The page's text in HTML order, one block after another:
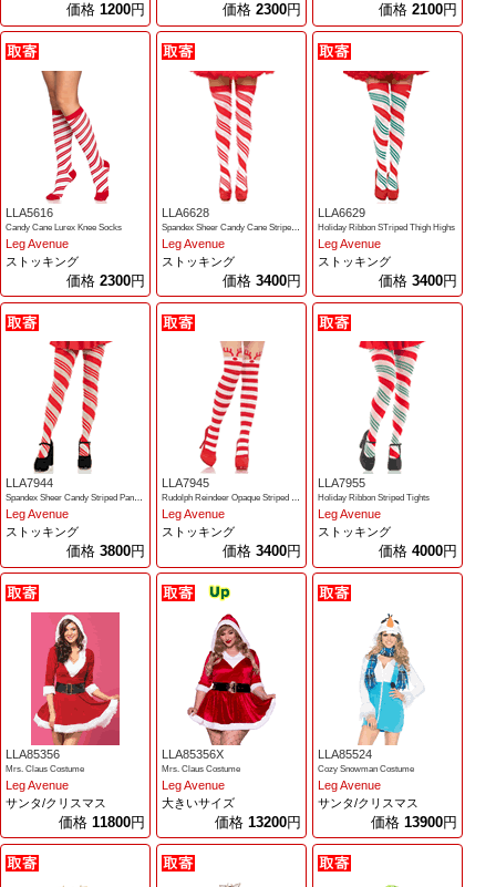
価格 1200円 価格 2300円 価格 2100円
LLA5616
Candy Cane Lurex Knee Socks
Leg Avenue
ストッキング
価格 2300円
LLA6628
Spandex Sheer Candy Cane Striped Thigh Highs
Leg Avenue
ストッキング
価格 3400円
LLA6629
Holiday Ribbon STriped Thigh Highs
Leg Avenue
ストッキング
価格 3400円
LLA7944
Spandex Sheer Candy Striped Pantyhose
Leg Avenue
ストッキング
価格 3800円
LLA7945
Rudolph Reindeer Opaque Striped Pantyhose
Leg Avenue
ストッキング
価格 3400円
LLA7955
Holiday Ribbon Striped Tights
Leg Avenue
ストッキング
価格 4000円
LLA85356
Mrs. Claus Costume
Leg Avenue
サンタ/クリスマス
価格 11800円
LLA85356X
Mrs. Claus Costume
Leg Avenue
大きいサイズ
価格 13200円
LLA85524
Cozy Snowman Costume
Leg Avenue
サンタ/クリスマス
価格 13900円